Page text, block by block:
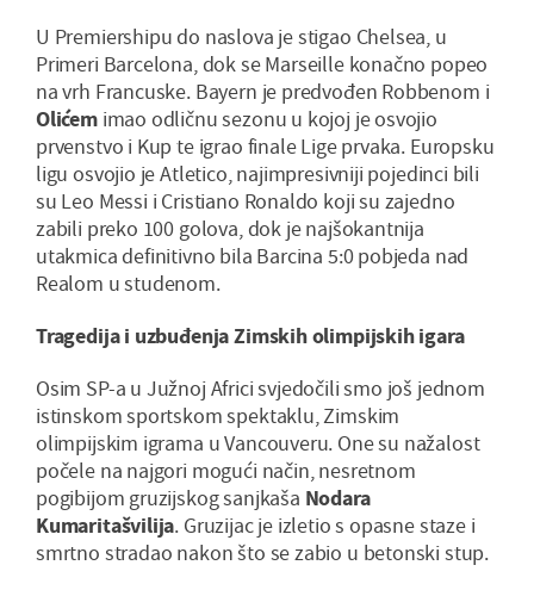
U Premiershipu do naslova je stigao Chelsea, u
Primeri Barcelona, dok se Marseille konačno popeo
na vrh Francuske. Bayern je predvođen Robbenom i
Olićemimao odličnu sezonu u kojoj je osvojio
prvenstvo i Kup te igrao finale Lige prvaka. Europsku
ligu osvojio je Atletico, najimpresivniji pojedinci bili
su Leo Messi i Cristiano Ronaldo koji su zajedno
zabili preko 100 golova, dok je najšokantnija
utakmica definitivno bila Barcina 5:0 pobjeda nad
Realom u studenom.
Tragedija i uzbuđenja Zimskih olimpijskih igara
Osim SP-a u Južnoj Africi svjedočili smo još jednom
istinskom sportskom spektaklu, Zimskim
olimpijskim igrama u Vancouveru. One su nažalost
počele na najgori mogući način, nesretnom
pogibijom gruzijskog sanjkaša Nodara
Kumaritašvilija. Gruzijac je izletio s opasne staze i
smrtno stradao nakon što se zabio u betonski stup.